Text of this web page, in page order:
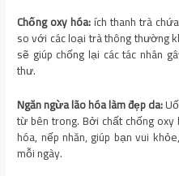
Chống oxy hóa:ích thanh trà
so với các loại trà thông thường
sẽ giúp chống lại các tác nhân
thư.
Ngăn ngừa lão hóa làm đẹp da:
từ bên trong. Bởi chất chống
hóa, nếp nhăn, giúp bạn vui
mỗi ngày.